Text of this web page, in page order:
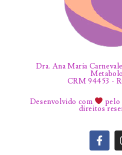
Dra. Ana Maria
CRM 94453 -
Desenvolvido com pelo
direitos